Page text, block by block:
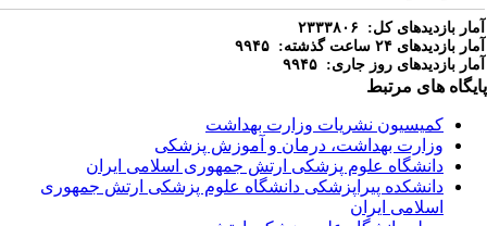
بازدیدهای کل: ۲۳۳۳۸۰۶
بازدیدهای ۲۴ ساعت گذشته: ۹۹۴۵
بازدیدهای روز جاری: ۹۹۴۵
های مرتبط
کمیسیون نشریات وزارت بهداشت
وزارت بهداشت، درمان و آموزش پزشکی
دانشگاه علوم پزشکی ارتش جمهوری اسلامی ایران
دانشکده پیراپزشکی دانشگاه علوم پزشکی ارتش جمهوری
اسلامی ایران